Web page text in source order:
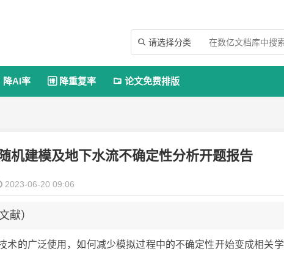
 请选择分类
降AI率  降重复率  论文免费排版
机建模及地下水流不确定性分析开题报告
2023-06-20 09:06
献）
术的广泛使用，如何减少模拟过程中的不确定性开始变成相关学